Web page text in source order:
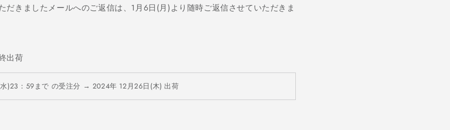
きましたメールへのご返信は、 1月6日(月)より随時ご返信させていただきま
出荷
水)23 ： 59まで の受注分 → 2024年 12月26日 (木) 出荷